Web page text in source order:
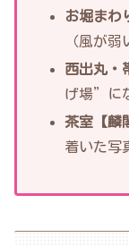
お堀まわ
（風が
西出丸・
げ場”に
茶室【麟
着いた写